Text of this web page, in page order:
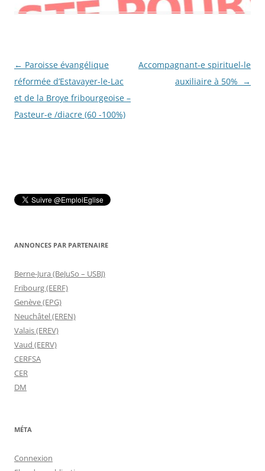
Navigation
des
articles
← Paroisse évangélique
réformée d’Estavayer-le-Lac
et de la Broye fribourgeoise –
Pasteur-e /diacre (60 -100%)
Accompagnant-e spirituel-le
auxiliaire à 50% →
ANNONCES PAR PARTENAIRE
Berne-Jura (BeJuSo – USBJ)
Fribourg (EERF)
Genève (EPG)
Neuchâtel (EREN)
Valais (EREV)
Vaud (EERV)
CERFSA
CER
DM
MÉTA
Connexion